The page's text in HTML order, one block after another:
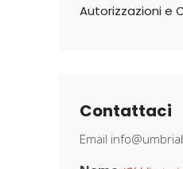
Autorizzazioni e
Contattaci
Email